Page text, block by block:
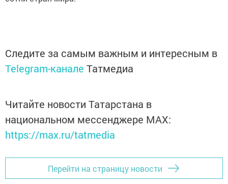
Следите за самым важным и интересным в
Telegram-канале Татмедиа
Читайте новости Татарстана в
национальном мессенджере MАХ:
https://max.ru/tatmedia
Перейти на страницу новости